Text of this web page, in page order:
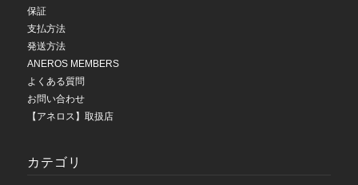
保証
支払方法
発送方法
ANEROS MEMBERS
よくある質問
お問い合わせ
【アネロス】取扱店
カテゴリ